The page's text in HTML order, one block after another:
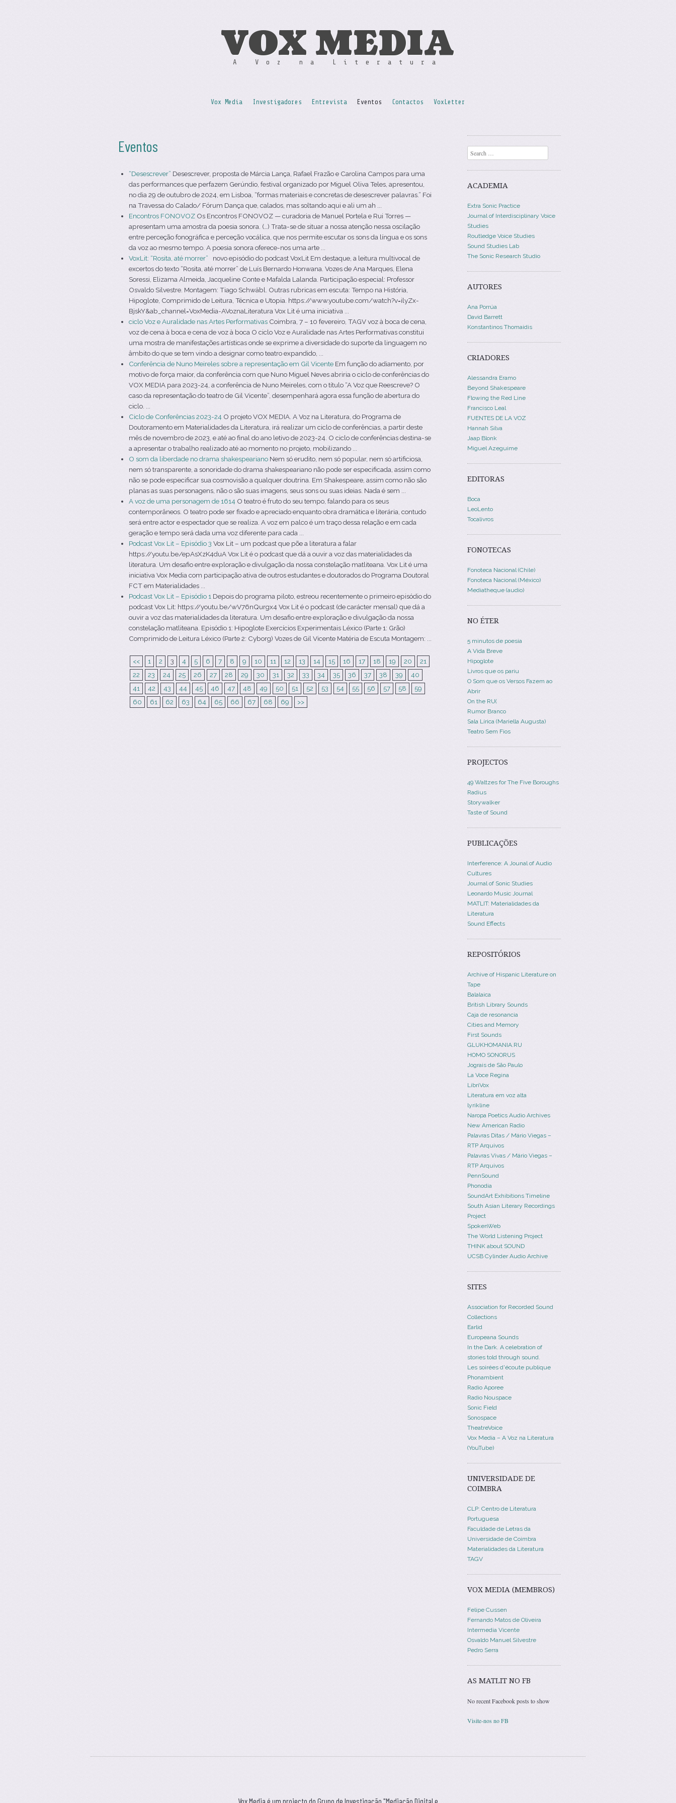
VOX MEDIA
A Voz na Literatura
Vox Media Investigadores Entrevista Eventos Contactos VoxLetter
Eventos
“Desescrever” Desescrever, proposta de Márcia Lança, Rafael Frazão e Carolina Campos para uma
das performances que perfazem Gerúndio, festival organizado por Miguel Oliva Teles, apresentou,
no dia 29 de outubro de 2024, em Lisboa, “formas materiais e concretas de desescrever palavras.” Foi
na Travessa do Calado/ Fórum Dança que, calados, mas soltando aqui e ali um ah ...
Encontros FONOVOZ Os Encontros FONOVOZ — curadoria de Manuel Portela e Rui Torres —
apresentam uma amostra da poesia sonora. (…) Trata-se de situar a nossa atenção nessa oscilação
entre perceção fonográfica e perceção vocálica, que nos permite escutar os sons da língua e os sons
da voz ao mesmo tempo. A poesia sonora oferece-nos uma arte ...
VoxLit: “Rosita, até morrer” novo episódio do podcast VoxLit Em destaque, a leitura multivocal de
excertos do texto “Rosita, até morrer” de Luís Bernardo Honwana. Vozes de Ana Marques, Elena
Soressi, Elizama Almeida, Jacqueline Conte e Mafalda Lalanda. Participação especial: Professor
Osvaldo Silvestre. Montagem: Tiago Schwäbl. Outras rubricas em escuta: Tempo na História,
Hipoglote, Comprimido de Leitura, Técnica e Utopia. https://www.youtube.com/watch?v=ilyZx-
BjskY&ab_channel=VoxMedia-AVoznaLiteratura Vox Lit é uma iniciativa ...
ciclo Voz e Auralidade nas Artes Performativas Coimbra, 7 – 10 fevereiro, TAGV voz à boca de cena,
voz de cena à boca e cena de voz à boca O ciclo Voz e Auralidade nas Artes Performativas constitui
uma mostra de manifestações artísticas onde se exprime a diversidade do suporte da linguagem no
âmbito do que se tem vindo a designar como teatro expandido, ...
Conferência de Nuno Meireles sobre a representação em Gil Vicente Em função do adiamento, por
motivo de força maior, da conferência com que Nuno Miguel Neves abriria o ciclo de conferências do
VOX MEDIA para 2023-24, a conferência de Nuno Meireles, com o título “A Voz que Reescreve? O
caso da representação do teatro de Gil Vicente”, desempenhará agora essa função de abertura do
ciclo. ...
Ciclo de Conferências 2023-24 O projeto VOX MEDIA. A Voz na Literatura, do Programa de
Doutoramento em Materialidades da Literatura, irá realizar um ciclo de conferências, a partir deste
mês de novembro de 2023, e até ao final do ano letivo de 2023-24. O ciclo de conferências destina-se
a apresentar o trabalho realizado até ao momento no projeto, mobilizando ...
O som da liberdade no drama shakespeariano Nem só erudito, nem só popular, nem só artificiosa,
nem só transparente, a sonoridade do drama shakespeariano não pode ser especificada, assim como
não se pode especificar sua cosmovisão a qualquer doutrina. Em Shakespeare, assim como não são
planas as suas personagens, não o são suas imagens, seus sons ou suas ideias. Nada é sem ...
A voz de uma personagem de 1614 O teatro é fruto do seu tempo, falando para os seus
contemporâneos. O teatro pode ser fixado e apreciado enquanto obra dramática e literária, contudo
será entre actor e espectador que se realiza. A voz em palco é um traço dessa relação e em cada
geração e tempo será dada uma voz diferente para cada ...
Podcast Vox Lit – Episódio 3 Vox Lit – um podcast que põe a literatura a falar
https://youtu.be/epAsXzK4duA Vox Lit é o podcast que dá a ouvir a voz das materialidades da
literatura. Um desafio entre exploração e divulgação da nossa constelação matliteana. Vox Lit é uma
iniciativa Vox Media com participação ativa de outros estudantes e doutorados do Programa Doutoral
FCT em Materialidades ...
Podcast Vox Lit – Episódio 1 Depois do programa piloto, estreou recentemente o primeiro episódio do
podcast Vox Lit: https://youtu.be/wV76nQurgx4 Vox Lit é o podcast (de carácter mensal) que dá a
ouvir a voz das materialidades da literatura. Um desafio entre exploração e divulgação da nossa
constelação matliteana. Episódio 1: Hipoglote Exercícios Experimentais Léxico (Parte 1: Grão)
Comprimido de Leitura Léxico (Parte 2: Cyborg) Vozes de Gil Vicente Matéria de Escuta Montagem: ...
<< 1 2 3 4 5 6 7 8 9 10 11 12 13 14 15 16 17 18 19 20
21
22
23 24 25 26 27 28 29 30 31 32 33 34 35 36 37 38 39
40
41
42 43 44 45 46 47 48 49 50 51 52 53 54 55 56 57 58
59
60
61 62 63 64 65 66 67 68 69 >>
Search
ACADEMIA
Extra Sonic Practice
Journal of Interdisciplinary Voice
Studies
Routledge Voice Studies
Sound Studies Lab
The Sonic Research Studio
AUTORES
Ana Porrúa
David Barrett
Konstantinos Thomaidis
CRIADORES
Alessandra Eramo
Beyond Shakespeare
Flowing the Red Line
Francisco Leal
FUENTES DE LA VOZ
Hannah Silva
Jaap Blonk
Miguel Azeguime
EDITORAS
Boca
LeoLento
Tocalivros
FONOTECAS
Fonoteca Nacional (Chile)
Fonoteca Nacional (México)
Mediatheque (audio)
NO ÉTER
5 minutos de poesia
A Vida Breve
Hipoglote
Livros que os pariu
O Som que os Versos Fazem ao
Abrir
On the RU(
Rumor Branco
Sala Lírica (Mariella Augusta)
Teatro Sem Fios
PROJECTOS
49 Waltzes for The Five Boroughs
Radius
Storywalker
Taste of Sound
PUBLICAÇÕES
Interference: A Jounal of Audio
Cultures
Journal of Sonic Studies
Leonardo Music Journal
MATLIT: Materialidades da
Literatura
Sound Effects
REPOSITÓRIOS
Archive of Hispanic Literature on
Tape
Balalaica
British Library Sounds
Caja de resonancia
Cities and Memory
First Sounds
GLUKHOMANIA.RU
HOMO SONORUS
Jograis de São Paulo
La Voce Regina
LibriVox
Literatura em voz alta
lyrikline
Naropa Poetics Audio Archives
New American Radio
Palavras Ditas / Mário Viegas –
RTP Arquivos
Palavras Vivas / Mário Viegas –
RTP Arquivos
PennSound
Phonodia
SoundArt Exhibitions Timeline
South Asian Literary Recordings
Project
SpokenWeb
The World Listening Project
THINK about SOUND
UCSB Cylinder Audio Archive
SITES
Association for Recorded Sound
Collections
Earlid
Europeana Sounds
In the Dark. A celebration of
stories told through sound.
Les soirées d'écoute publique
Phonambient
Radio Aporee
Radio Nouspace
Sonic Field
Sonospace
TheatreVoice
Vox Media – A Voz na Literatura
(YouTube)
UNIVERSIDADE DE
COIMBRA
CLP: Centro de Literatura
Portuguesa
Faculdade de Letras da
Universidade de Coimbra
Materialidades da Literatura
TAGV
VOX MEDIA (MEMBROS)
Felipe Cussen
Fernando Matos de Oliveira
Intermedia Vicente
Osvaldo Manuel Silvestre
Pedro Serra
AS MATLIT NO FB
No recent Facebook posts to show
Visite-nos no FB